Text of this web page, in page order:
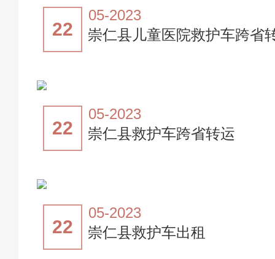
22
05-2023
崇仁县儿童医院救护车跨省
22
05-2023
崇仁县救护车跨省转运
22
05-2023
崇仁县救护车出租